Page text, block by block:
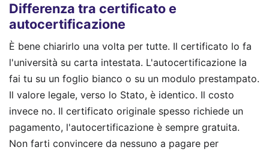
Differenza tra certificato e
autocertificazione
È bene chiarirlo una volta per tutte. Il certificato lo fa
l'università su carta intestata. L'autocertificazione la
fai tu su un foglio bianco o su un modulo prestampato.
Il valore legale, verso lo Stato, è identico. Il costo
invece no. Il certificato originale spesso richiede un
pagamento, l'autocertificazione è sempre gratuita.
Non farti convincere da nessuno a pagare per